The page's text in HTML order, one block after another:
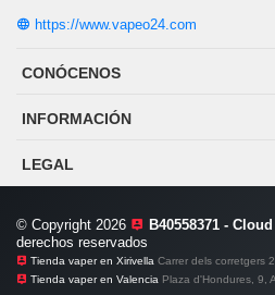
https://www.vapeo24.com
CONÓCENOS
INFORMACIÓN
LEGAL
© Copyright 2026 B40558371 -
derechos reservados
Tienda vaper en Xirivella Carrer dels corretgers
Tienda vaper en Valencia Plaza d'Hondures, 9,